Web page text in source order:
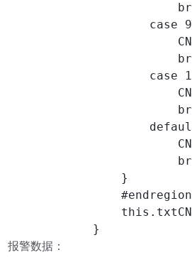
case
case
                }
                #endregion
            }
报警数据：